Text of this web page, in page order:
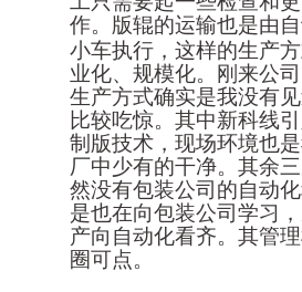
作。版辊的运输也是由
小车执行， 这样的生产
业化、规模化。刚来公
生产方式确实是我没有
比较吃惊。其中新科线
制版技术，现场环境也
厂中少有的干净。其余
然没有包装公司的自动
是也在向包装公司学习
产向自动化看齐。其管
圈可点。